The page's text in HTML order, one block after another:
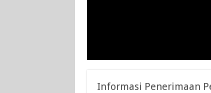
Informasi Penerimaan